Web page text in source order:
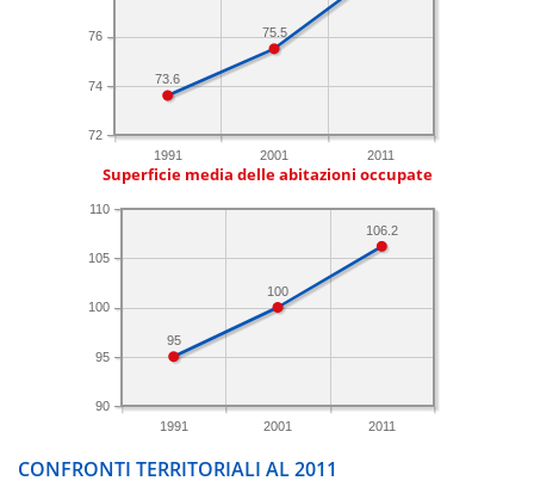
1991 2001 2011
72
74
76 75.5
73.6
Superficie media delle abitazioni occupate
1991 2001 2011
90
95
100
105
110
106.2
100
95
CONFRONTI TERRITORIALI AL 2011